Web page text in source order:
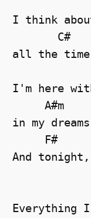
I think
       C#
all the time
I'm here
     A#m
in my
F#
And
Everything I